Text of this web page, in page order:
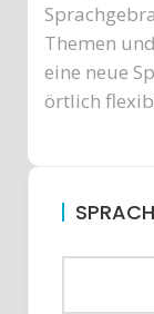
Themen
eine neue
örtlich